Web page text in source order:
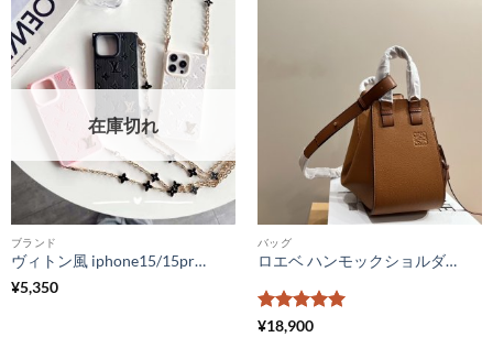
在庫切れ
ブランド
ヴィトン風 iphone15/15pro ケース ショルダー おしゃれ ルイヴィトン iphone14promax/13pro/12 スマホケース かわいい 韓国 アイフォン14/13 カバー 人気 女子 チェーン付き
¥5,350
バッグ
ロエベ ハンモックショルダーバッグ 本革 女性 バッグ 人気 30 代 40代 大人 可愛い 斜 めがけ バッグ loewe ハンドバッグ 人気
5段階中
¥18,900